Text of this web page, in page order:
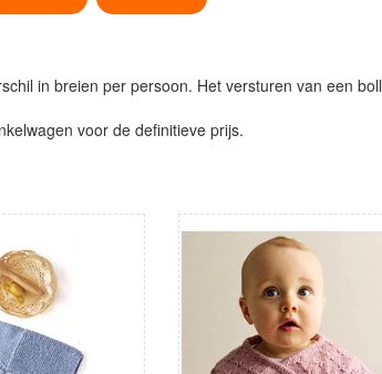
in breien per persoon. Het versturen van een
voor de definitieve prijs.